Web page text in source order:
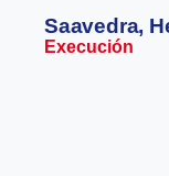
Saavedra,
Execución